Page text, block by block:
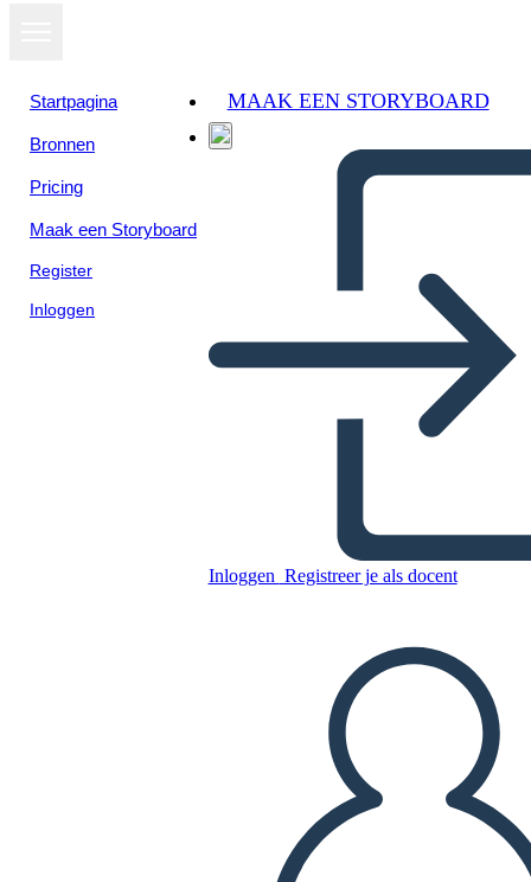
Startpagina
Bronnen
Pricing
Maak een Storyboard
Register
Inloggen
MAAK EEN STORYBOARD
Inloggen Registreer je als docent
Allusioni di Fantasmi
MAAK EEN STORYBOARD
DIAVOORSTELLING AFSPELEN
LEES MIJ VOOR